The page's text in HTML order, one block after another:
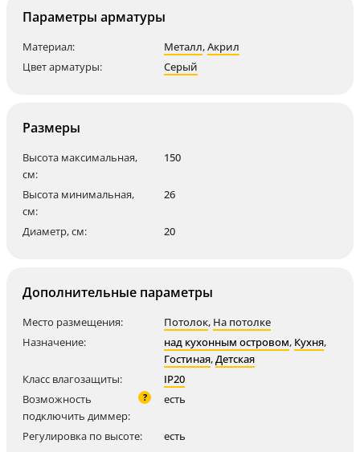
Параметры арматуры
Материал: Металл,Акрил
Цвет арматуры:
Серый
Размеры
Высота максимальная,
см:
150
Высота минимальная,
см:
26
Диаметр, см: 20
Дополнительные параметры
Место размещения: Потолок, На потолке
Назначение:
над кухонным островом, Кухня,
Гостиная,Детская
Класс влагозащиты:
IP20
Возможность
подключить диммер:
? есть
Регулировка по высоте:
есть